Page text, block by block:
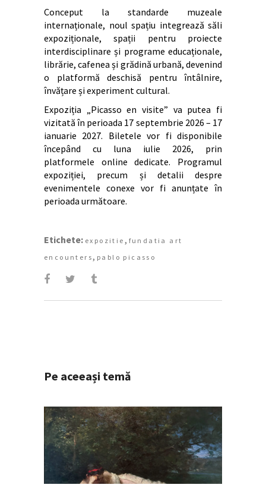
Conceput la standarde muzeale
internaționale, noul spațiu integrează săli
expoziționale, spații pentru proiecte
interdisciplinare și programe educaționale,
librărie, cafenea și grădină urbană, devenind
o platformă deschisă pentru întâlnire,
învățare și experiment cultural.
Expoziția „Picasso en visite” va putea fi
vizitată în perioada 17 septembrie 2026 – 17
ianuarie 2027. Biletele vor fi disponibile
începând cu luna iulie 2026, prin
platformele online dedicate. Programul
expoziției, precum și detalii despre
evenimentele conexe vor fi anunțate în
perioada următoare.
Etichete: expozitie , fundatia art
encounters, pablo picasso
Pe aceeași temă